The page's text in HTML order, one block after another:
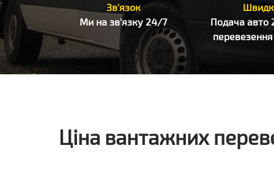
Зв'язок
Ми на зв'язку 24/7
Подача авто
перевезення
Ціна вантажних